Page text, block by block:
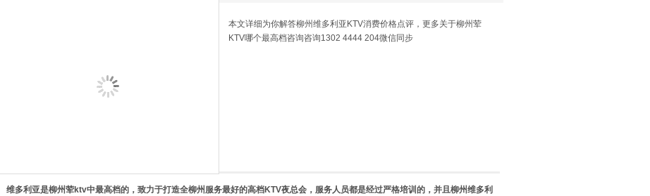
本文详细为你解答柳州维多利亚KTV消费价格点评，更多关于柳州荤
KTV哪个最高档咨询咨询1302 4444 204微信同步
维多利亚是柳州荤ktv中最高档的，致力于打造全柳州服务最好的高档KTV夜总会，服务人员都是经过严格培训的，并且柳州维多利